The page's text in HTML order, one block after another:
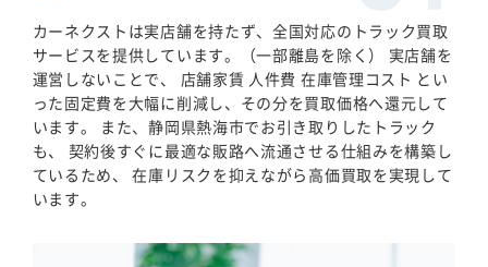
カーネクストは実店舗を持たず、全国対応のトラック買取
サービスを提供しています。（一部離島を除く） 実店舗を
運営しないことで、 店舗家賃 人件費 在庫管理コスト とい
った固定費を大幅に削減し、その分を買取価格へ還元して
います。 また、静岡県熱海市でお引き取りしたトラック
も、 契約後すぐに最適な販路へ流通させる仕組みを構築し
ているため、 在庫リスクを抑えながら高価買取を実現して
います。